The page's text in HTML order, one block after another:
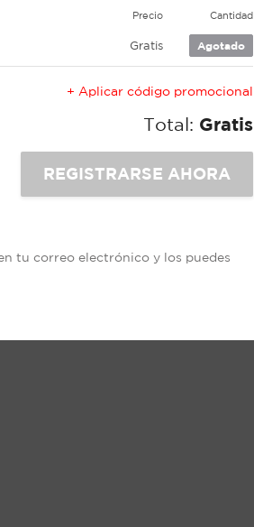
Precio Cantidad
Gratis Agotado
+ Aplicar código promocional
Total: Gratis
tu correo electrónico y los puedes